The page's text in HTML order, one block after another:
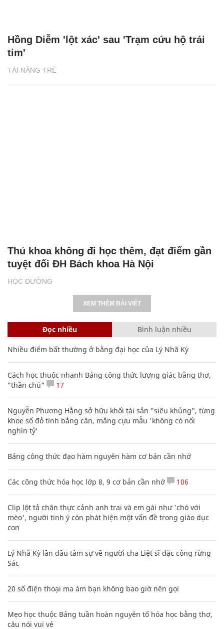
TÀI NĂNG TRẺ
Hồng Diễm 'lột xác' sau 'Trạm cứu hộ trái
tim'
HỌC ĐƯỜNG
Thủ khoa không đi học thêm, đạt điểm gần
tuyệt đối ĐH Bách khoa Hà Nội
XEM THÊM BÀI VIẾT
Đọc nhiều Bình luận nhiều
Nhiều điểm bất thường ở bằng đại học của Lý Nhã Kỳ
Cách học thuộc nhanh Bảng công thức lượng giác bằng thơ,
"thần chú"
17
Nguyễn Phương Hằng sở hữu khối tài sản "siêu khủng", từng
khoe sổ đỏ tính bằng cân, mắng cựu mẫu 'không có nổi
nghìn tỷ'
Bảng công thức đạo hàm nguyên hàm cơ bản cần nhớ
Các công thức hóa học lớp 8, 9 cơ bản cần nhớ 106
Clip lột tả chân thực cảnh anh trai và em gái như 'chó với
mèo', người tinh ý còn phát hiện một vấn đề trong giáo dục
con
Lý Nhã Kỳ lần đầu tâm sự về người cha Liệt sĩ đặc công rừng
Sác
20 số điện thoại ma ám bạn không bao giờ nên gọi
Mẹo học thuộc Bảng tuần hoàn nguyên tố hóa học bằng thơ,
câu nói vui vẻ